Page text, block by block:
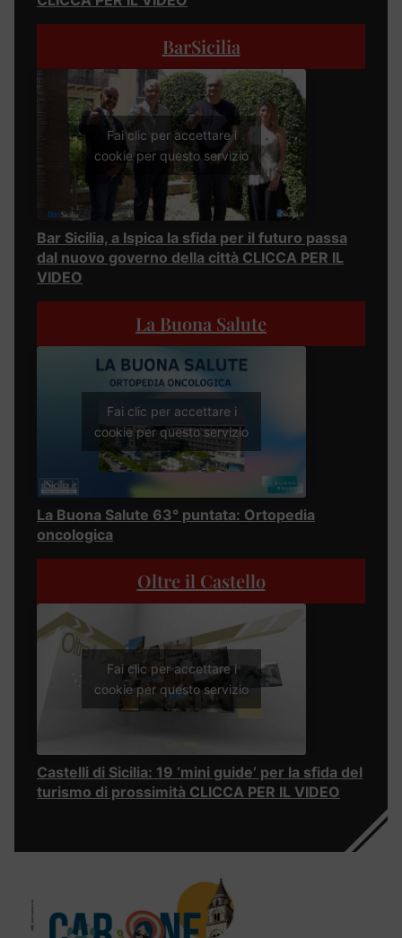
BarSicilia
Fai clic per accettare i
cookie per questo servizio
Bar Sicilia, a Ispica la sfida per il futuro passa
dal nuovo governo della città CLICCA PER IL
VIDEO
La Buona Salute
Fai clic per accettare i
cookie per questo servizio
La Buona Salute 63° puntata: Ortopedia
oncologica
Oltre il Castello
Fai clic per accettare i
cookie per questo servizio
Castelli di Sicilia: 19 ‘mini guide’ per la sfida del
turismo di prossimità CLICCA PER IL VIDEO